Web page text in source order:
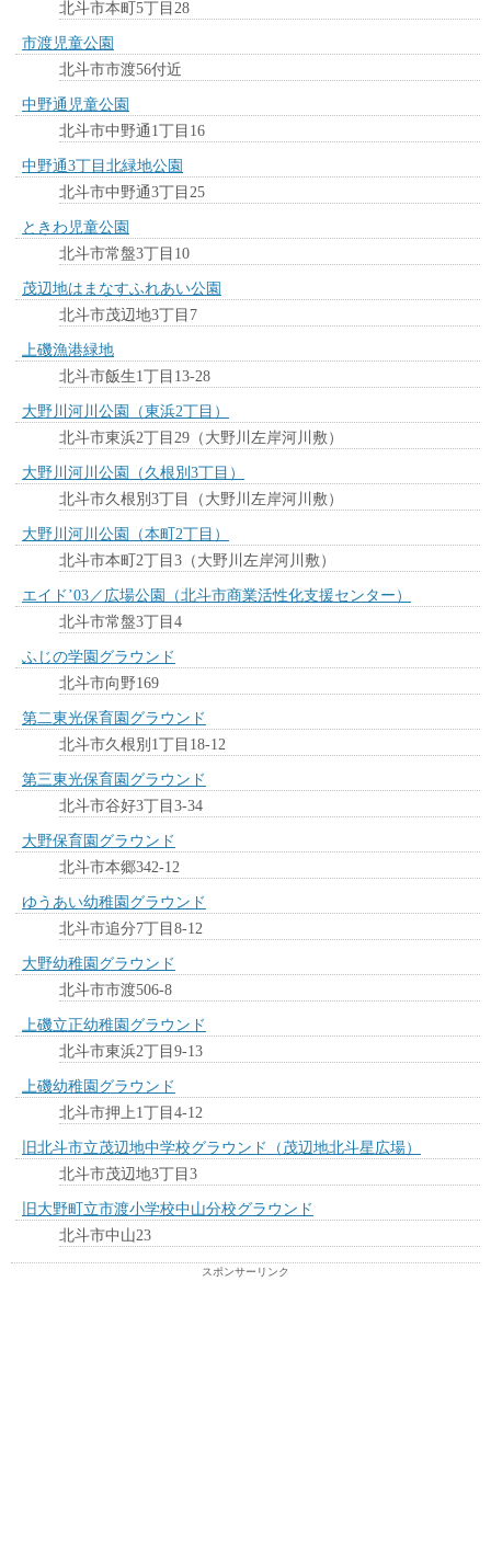
北斗市本町5丁目28
市渡児童公園
北斗市市渡56付近
中野通児童公園
北斗市中野通1丁目16
中野通3丁目北緑地公園
北斗市中野通3丁目25
ときわ児童公園
北斗市常盤3丁目10
茂辺地はまなすふれあい公園
北斗市茂辺地3丁目7
上磯漁港緑地
北斗市飯生1丁目13-28
大野川河川公園（東浜2丁目）
北斗市東浜2丁目29（大野川左岸河川敷）
大野川河川公園（久根別3丁目）
北斗市久根別3丁目（大野川左岸河川敷）
大野川河川公園（本町2丁目）
北斗市本町2丁目3（大野川左岸河川敷）
エイド’03／広場公園（北斗市商業活性化支援センター）
北斗市常盤3丁目4
ふじの学園グラウンド
北斗市向野169
第二東光保育園グラウンド
北斗市久根別1丁目18-12
第三東光保育園グラウンド
北斗市谷好3丁目3-34
大野保育園グラウンド
北斗市本郷342-12
ゆうあい幼稚園グラウンド
北斗市追分7丁目8-12
大野幼稚園グラウンド
北斗市市渡506-8
上磯立正幼稚園グラウンド
北斗市東浜2丁目9-13
上磯幼稚園グラウンド
北斗市押上1丁目4-12
旧北斗市立茂辺地中学校グラウンド（茂辺地北斗星広場）
北斗市茂辺地3丁目3
旧大野町立市渡小学校中山分校グラウンド
北斗市中山23
スポンサーリンク